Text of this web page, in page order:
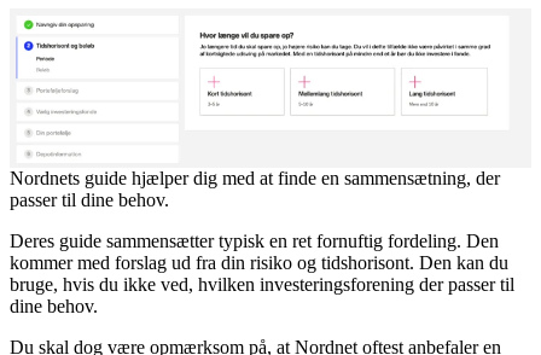
Nordnets guide hjælper dig med at finde en sammensætning, der
passer til dine behov.
Deres guide sammensætter typisk en ret fornuftig fordeling. Den
kommer med forslag ud fra din risiko og tidshorisont. Den kan du
bruge, hvis du ikke ved, hvilken investeringsforening der passer til
dine behov.
Du skal dog være opmærksom på, at Nordnet oftest anbefaler en